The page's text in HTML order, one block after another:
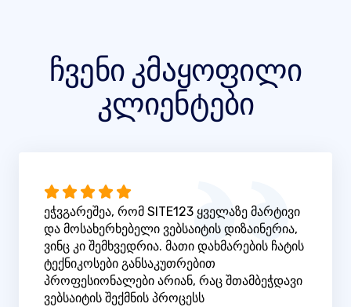
ჩვენი კმაყოფილი
კლიენტები
ეჭვგარეშეა, რომ SITE123 ყველაზე მარტივი
და მოსახერხებელი ვებსაიტის დიზაინერია,
ვინც კი შემხვედრია. მათი დახმარების ჩატის
ტექნიკოსები განსაკუთრებით
პროფესიონალები არიან, რაც შთამბეჭდავი
ვებსაიტის შექმნის პროცესს